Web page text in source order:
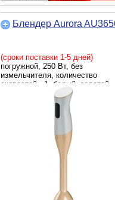
Блендер Aurora
(сроки поставки 1-5 дней)
погружной, 250 Вт, без
измельчителя, количество
скоростей - 1, белый, золотой